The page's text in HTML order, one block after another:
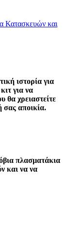
Κατασκευών και
ιστορία για
για να
θα χρειαστείτε
σας αποικία.
πλασματάκια
και να να